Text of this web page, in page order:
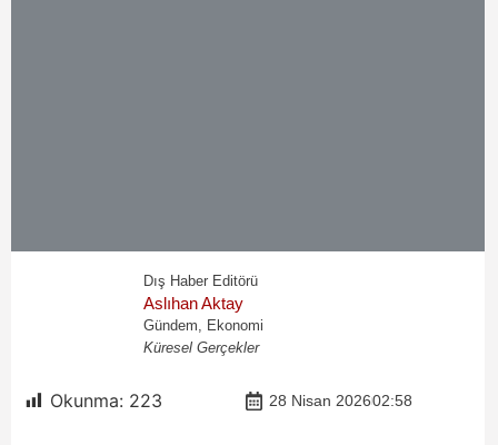
Dış Haber Editörü
Aslıhan Aktay
Gündem, Ekonomi
Küresel Gerçekler
Okunma: 223 28 Nisan 202602:58